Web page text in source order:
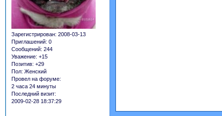
Зарегистрирован: 2008-03-13
Приглашений: 0
Сообщений: 244
Уважение: +15
Позитив: +29
Пол: Женский
Провел на форуме:
2 часа 24 минуты
Последний визит:
2009-02-28 18:37:29